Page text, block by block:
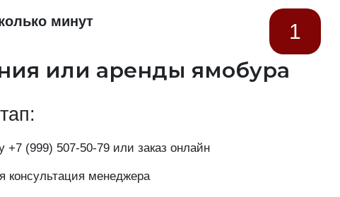
минут 1
или аренды ямобура
+7 (999) 507-50-79 или заказ онлайн
консультация менеджера